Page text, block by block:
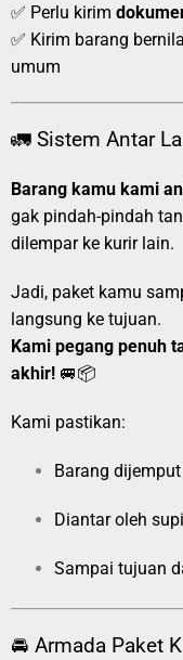
✅ Perlu kirim
✅ Kirim barang
umum
🚛 Sistem Antar
Barang kamu kami
gak pindah-pindah
dilempar ke kurir lain.
Jadi, paket kamu
langsung ke tujuan.
Kami pegang penuh
akhir! 🚐📦
Kami pastikan:
Barang
Diantar oleh
Sampai tujuan
🚘 Armada Paket